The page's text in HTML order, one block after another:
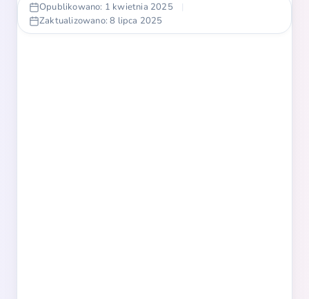
Opublikowano: 1 kwietnia 2025
|
Zaktualizowano: 8 lipca 2025